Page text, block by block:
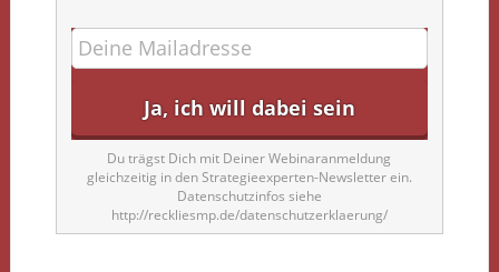
Du trägst Dich mit Deiner Webinaranmeldung
gleichzeitig in den Strategieexperten-Newsletter ein.
Datenschutzinfos siehe
http://reckliesmp.de/datenschutzerklaerung/